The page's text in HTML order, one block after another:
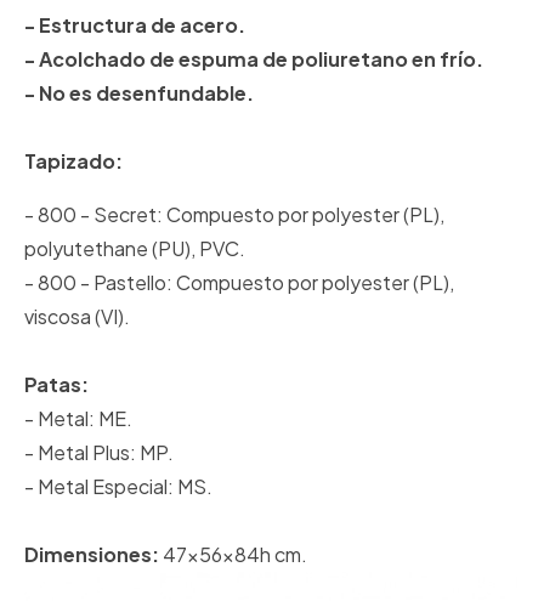
- Estructura de acero.
- Acolchado de espuma de poliuretano en frío.
- No es desenfundable.
Tapizado:
- 800 - Secret: Compuesto por polyester (PL),
polyutethane (PU), PVC.
- 800 - Pastello: Compuesto por polyester (PL),
viscosa (VI).
Patas:
- Metal: ME.
- Metal Plus: MP.
- Metal Especial: MS.
Dimensiones: 47x56x84h cm.